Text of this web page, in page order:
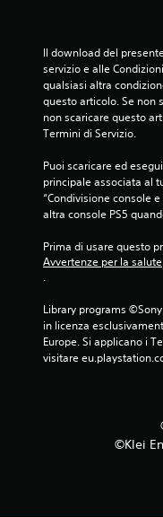
Il download del
servizio e alle
qualsiasi altra
questo articolo. Se non
non scaricare questo
Termini di Servizio.
Puoi scaricare ed
principale associata al
“Condivisione console
altra console PS5
Prima di usare questo
Avvertenze per la salute
.
Library programs
in licenza
Europe. Si applicano i
visitare
©Klei